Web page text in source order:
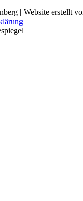
| Website erstellt